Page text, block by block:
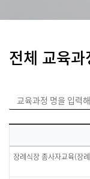
전체 교육과
장례식장 종사자교육(장